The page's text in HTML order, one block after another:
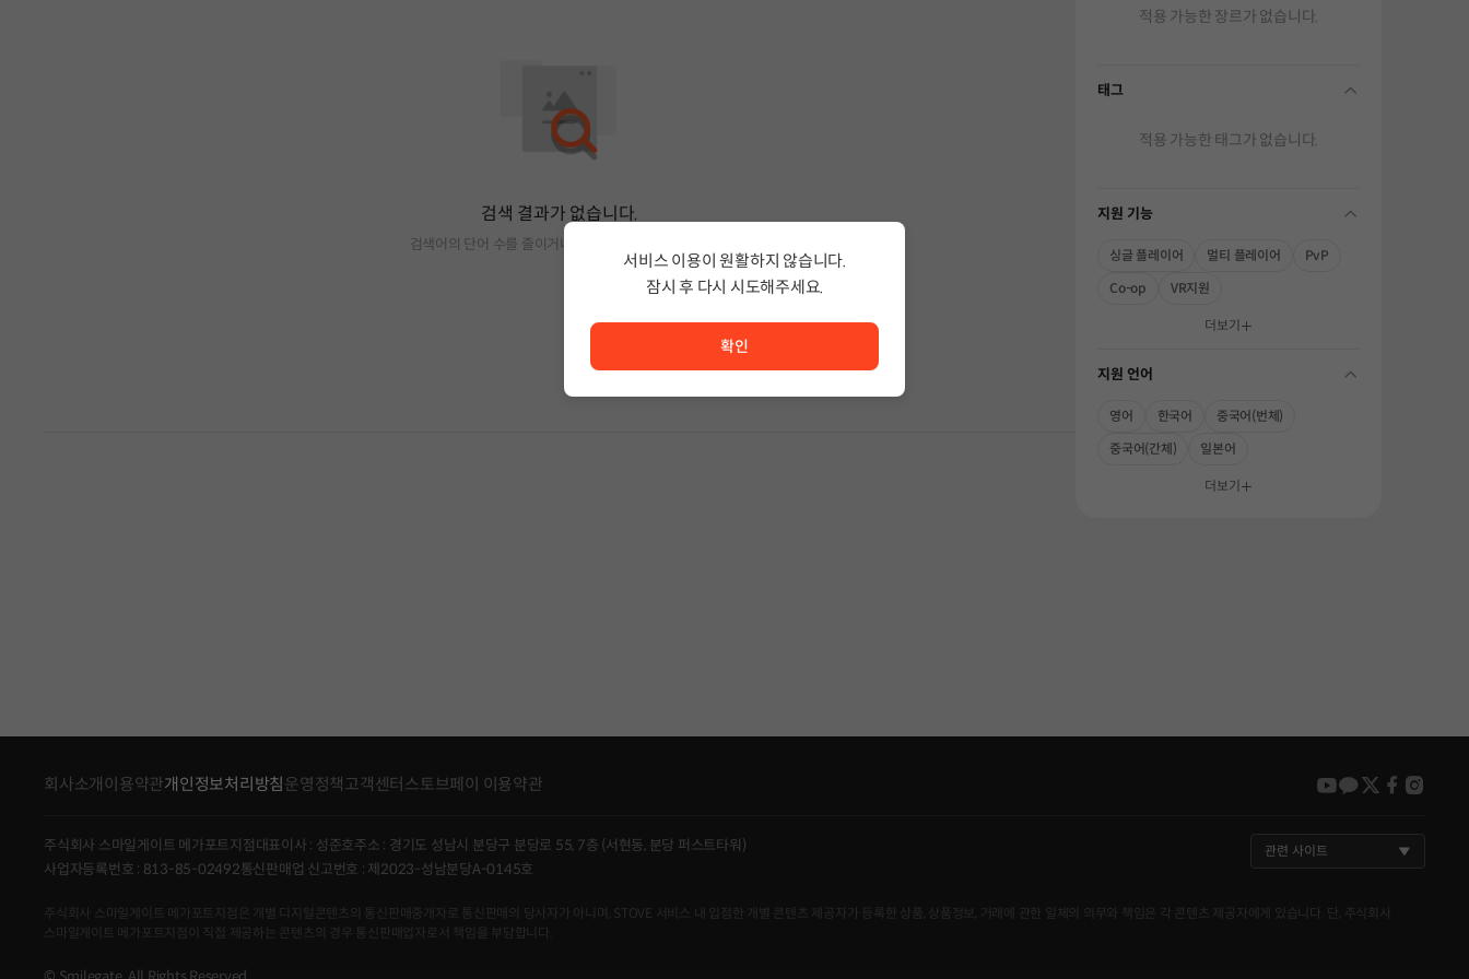
검색 결과가 없습니다.
검색어의 단어 수를 줄이거나 필터조건을 변경하세요.
적용 가능한 장르가 없습니다.
태그 folding
적용 가능한 태그가 없습니다.
지원 기능 folding
싱글 플레이어 멀티 플레이어
PvP
Co-op
VR지원
더보기
지원 언어 folding
영어 한국어
중국어(번체)
중국어(간체)
일본어
더보기
회사소개이용약관개인정보처리방침 운영정책고객센터스토브페이 이용약관 youtube
kakao
twitter
주식회사 스마일게이트 메가포트지점대표이사 : 성준호주소 : 경기도 성남시 분당구 분당로 55, 7층 (서현동, 분당 퍼스트타워)
사업자등록번호 : 813-85-02492통신판매업 신고번호 : 제2023-성남분당A-0145호
관련 사이트
주식회사 스마일게이트 메가포트지점은 개별 디지털콘텐츠의 통신판매중개자로 통신판매의 당사자가 아니며, STOVE 서비스 내 입점한 개별 콘텐츠 제공자가 등록한 상품, 상품정보, 거래에 관한 일체의 의무와 책임은 각 콘텐츠 제공자에게 있습니다. 단, 주식회사
스마일게이트 메가포트지점이 직접 제공하는 콘텐츠의 경우 통신판매업자로서 책임을 부담합니다.
서비스 이용이 원활하지 않습니다.
잠시 후 다시 시도해주세요.
확인